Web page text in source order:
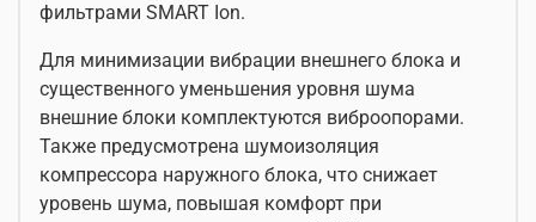
фильтрами SMART Ion.
Для минимизации вибрации внешнего блока и
существенного уменьшения уровня шума
внешние блоки комплектуются виброопорами.
Также предусмотрена шумоизоляция
компрессора наружного блока, что снижает
уровень шума, повышая комфорт при